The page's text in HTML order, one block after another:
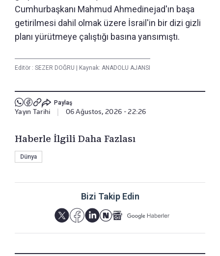
Cumhurbaşkanı Mahmud Ahmedinejad'ın başa
getirilmesi dahil olmak üzere İsrail'in bir dizi gizli
planı yürütmeye çalıştığı basına yansımıştı.
Editör : SEZER DOĞRU | Kaynak: ANADOLU AJANSI
Paylaş
Yayın Tarihi | 06 Ağustos, 2026 - 22:26
Haberle İlgili Daha Fazlası
Dünya
Bizi Takip Edin